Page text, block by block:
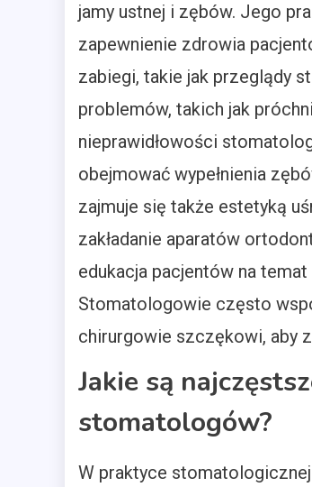
jamy ustnej i zębów. Jego
zapewnienie zdrowia
zabiegi, takie jak przeglądy
problemów, takich jak
nieprawidłowości
obejmować wypełnienia
zajmuje się także estetyką
zakładanie aparatów
edukacja pacjentów na
Stomatologowie często
chirurgowie szczękowi, aby
Jakie są
stomatologów?
W praktyce